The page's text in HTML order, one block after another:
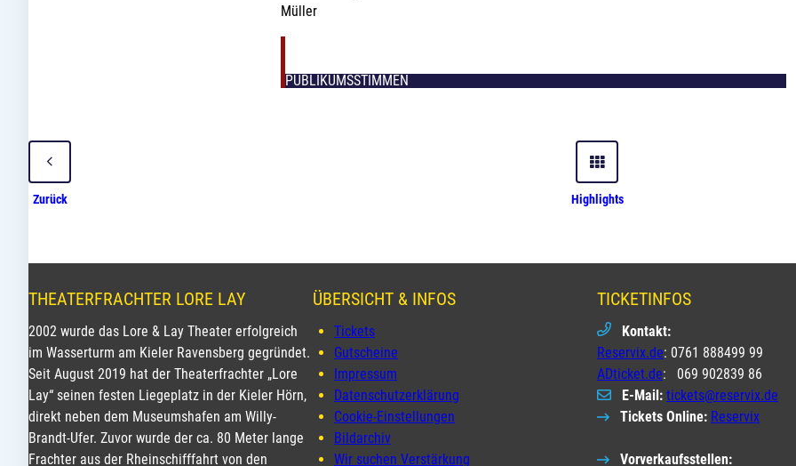
Müller
PUBLIKUMSSTIMMEN
Zurück Highlights
THEATERFRACHTER LORE LAY
2002 wurde das Lore & Lay Theater erfolgreich
im Wasserturm am Kieler Ravensberg gegründet.
Seit August 2019 hat der Theaterfrachter „Lore
Lay“ seinen festen Liegeplatz in der Kieler Hörn,
direkt neben dem Museumshafen am Willy-
Brandt-Ufer. Zuvor wurde der ca. 80 Meter lange
Frachter aus der Rheinschifffahrt von den
ÜBERSICHT & INFOS
Tickets
Gutscheine
Impressum
Datenschutzerklärung
Cookie-Einstellungen
Bildarchiv
Wir suchen Verstärkung
TICKETINFOS
Kontakt:
Reservix.de: 0761 888499 99
ADticket.de: 069 902839 86
E-Mail: tickets@reservix.de
Tickets Online: Reservix
Vorverkaufsstellen: